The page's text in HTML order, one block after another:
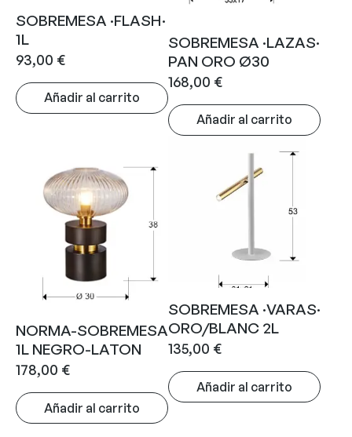
SOBREMESA ·FLASH·
1L
93,00 €
Añadir al carrito
SOBREMESA ·LAZAS·
PAN ORO Ø30
168,00 €
Añadir al carrito
NORMA-SOBREMESA
1L NEGRO-LATON
178,00 €
Añadir al carrito
SOBREMESA ·VARAS·
ORO/BLANC 2L
135,00 €
Añadir al carrito